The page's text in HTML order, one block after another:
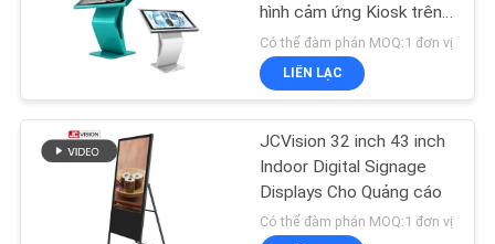
TRANG
WEBBảng viết LCD
15
hình cảm ứng Kiosk trên
bánh xe
Có thể đàm phán MOQ:1 đơn vị
LIÊN LẠC
JCVision 32 inch 43 inch
Indoor Digital Signage
Displays Cho Quảng cáo
Có thể đàm phán MOQ:1 đơn vị